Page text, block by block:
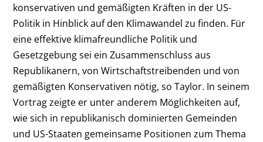
konservativen und gemäßigten Kräften in der US-
Politik in Hinblick auf den Klimawandel zu finden. Für
eine effektive klimafreundliche Politik und
Gesetzgebung sei ein Zusammenschluss aus
Republikanern, von Wirtschaftstreibenden und von
gemäßigten Konservativen nötig, so Taylor. In seinem
Vortrag zeigte er unter anderem Möglichkeiten auf,
wie sich in republikanisch dominierten Gemeinden
und US-Staaten gemeinsame Positionen zum Thema